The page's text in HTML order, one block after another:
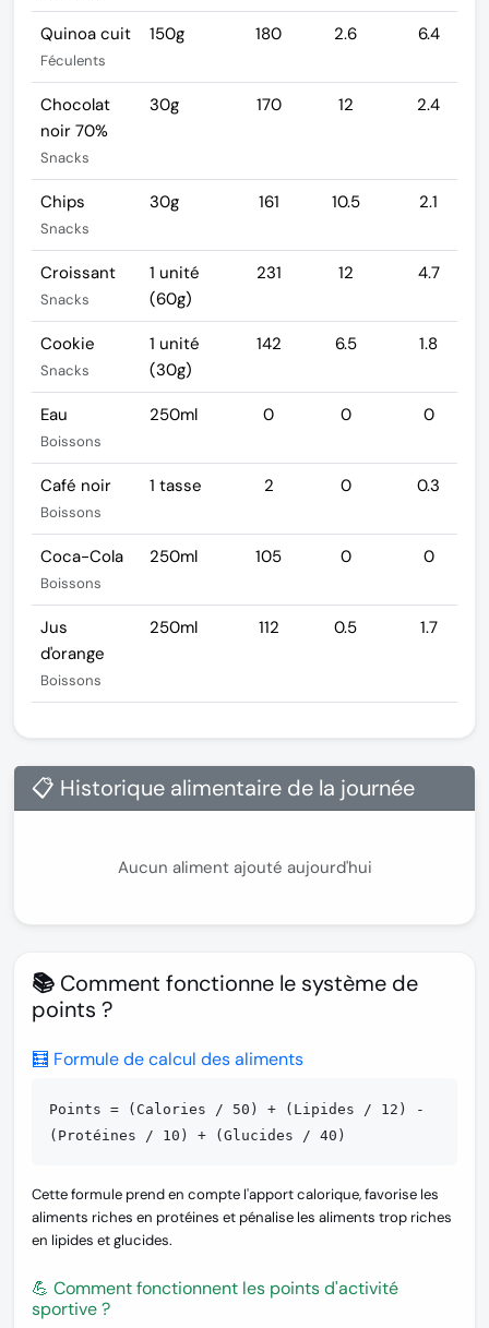
Quinoa cuit
Féculents
150g 180 2.6 6.4
Chocolat
noir 70%
Snacks
30g 170 12 2.4
Chips
Snacks
30g 161 10.5 2.1
Croissant
Snacks
1 unité
(60g)
231 12 4.7
Cookie
Snacks
1 unité
(30g)
142 6.5 1.8
Eau
Boissons
250ml 0 0 0
Café noir
Boissons
1 tasse 2 0 0.3
Coca-Cola
Boissons
250ml 105 0 0
Jus
d'orange
Boissons
250ml 112 0.5 1.7
📋 Historique alimentaire de la journée
Aucun aliment ajouté aujourd'hui
📚 Comment fonctionne le système de
points ?
🧮 Formule de calcul des aliments
Points = (Calories / 50) + (Lipides / 12) -
(Protéines / 10) + (Glucides / 40)
Cette formule prend en compte l'apport calorique, favorise les
aliments riches en protéines et pénalise les aliments trop riches
en lipides et glucides.
💪 Comment fonctionnent les points d'activité
sportive ?